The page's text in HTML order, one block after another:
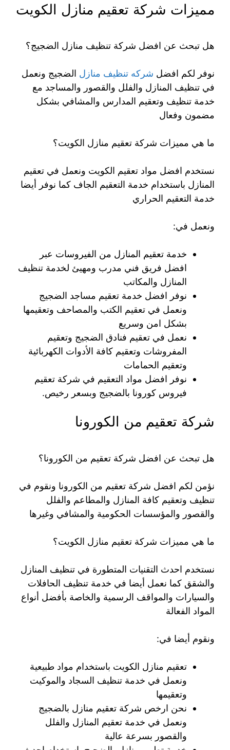
مميزات شركة تعقيم منازل الكويت
هل تبحث عن افضل شركة تنظيف منازل الضجيج؟
نوفر لكم افضل شركه تنظيف منازل الضجيج ونعمل
في تنظيف المنازل والفلل والقصور والمساجد مع
خدمة تنظيف وتعقيم المدارس والمشافي بشكل
مضمون وفعال
ما هي مميزات شركة تعقيم منازل الكويت؟
نستخدم افضل مواد تعقيم الكويت ونعمل في تعقيم
المنازل باستخدام خدمة التعقيم الجاف كما نوفر أيضا
خدمة التعقيم الحراري
ونعمل في:
خدمة تعقيم المنازل من الفيروسات عبر
افضل فريق فني مدرب ومهيئ لخدمة تنظيف
المنازل والمكاتب
نوفر افضل خدمة تعقيم مساجد الضجيج
ونعمل في تعقيم الكتب والمصاحف وتعقيمها
بشكل امن وسريع
نعمل في تعقيم فنادق الضجيج وتعقيم
المفروشات وتعقيم كافة الأدوات الكهربائية
وتعقيم الحمامات
نوفر افضل مواد التعقيم في شركة تعقيم
فيروس كورونا بالضجيج وبسعر رخيص.
شركة تعقيم من الكورونا
هل تبحث عن افضل شركة تعقيم من الكورونا؟
نؤمن لكم افضل شركة تعقيم من الكورونا ونقوم في
تنظيف وتعقيم كافة المنازل والمطاعم والفلل
والقصور والمؤسسات الحكومية والمشافي وغيرها
ما هي مميزات شركة تعقيم منازل الكويت؟
نستخدم احدث التقنيات المتطورة في تنظيف المنازل
والشقق كما نعمل أيضا في خدمة تنظيف الحافلات
والسيارات والمواقف الرسمية والخاصة بأفضل أنواع
المواد الفعالة
ونقوم أيضا في:
تعقيم منازل الكويت باستخدام مواد طبيعية
ونعمل في خدمة تنظيف السجاد والموكيت
وتعقيمها
نحن ارخص شركة تعقيم منازل بالضجيج
ونعمل في خدمة تعقيم المنازل والفلل
والقصور بسرعة عالية